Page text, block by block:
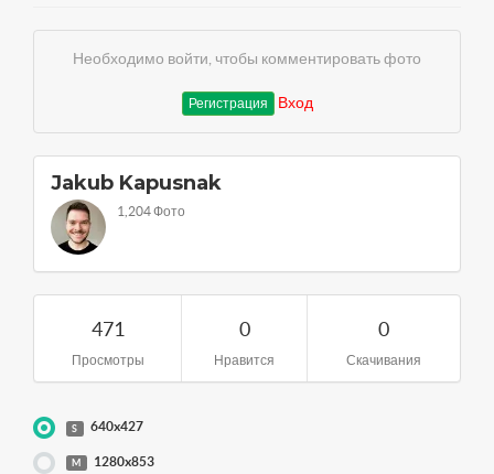
Необходимо войти, чтобы комментировать фото
Регистрация Вход
Jakub Kapusnak
1,204 Фото
471
Просмотры
0
Нравится
0
Скачивания
S 640x427
M 1280x853